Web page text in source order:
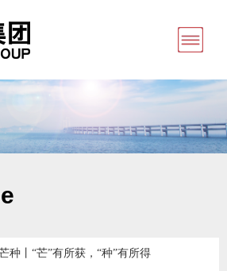
种丨“芒”有所获，“种”有所得